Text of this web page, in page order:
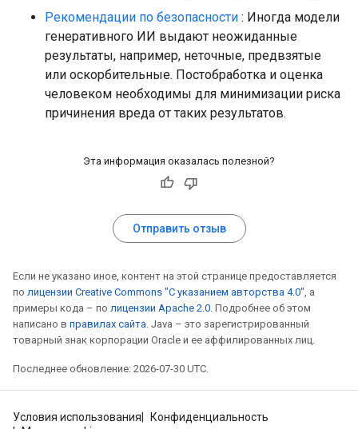
Рекомендации по безопасности : Иногда модели
генеративного ИИ выдают неожиданные
результаты, например, неточные, предвзятые
или оскорбительные. Постобработка и оценка
человеком необходимы для минимизации риска
причинения вреда от таких результатов.
Эта информация оказалась полезной?
Отправить отзыв
Если не указано иное, контент на этой странице предоставляется
по лицензии Creative Commons "С указанием авторства 4.0", а
примеры кода – по лицензии Apache 2.0. Подробнее об этом
написано в правилах сайта. Java – это зарегистрированный
товарный знак корпорации Oracle и ее аффилированных лиц.
Последнее обновление: 2026-07-30 UTC.
Условия использования
Конфиденциальность